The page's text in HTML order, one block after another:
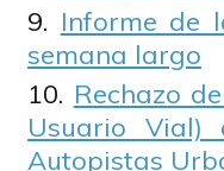
Informe de
semana largo
Rechazo
Usuario
Autopistas